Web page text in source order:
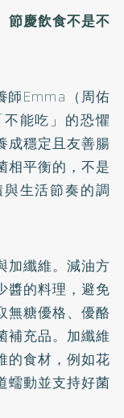
慶飲食不是不
師Emma（周佑
能吃」的恐懼
成穩定且友善腸
相平衡的，不是
生活節奏的調
加纖維。減油方
醬的料理，避免
無糖優格、優酪
補充品。加纖維
的食材，例如花
蠕動並支持好菌